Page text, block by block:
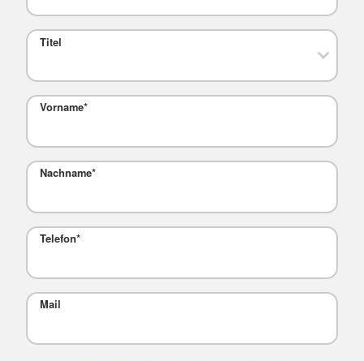
Titel
Vorname*
Nachname*
Telefon*
Mail